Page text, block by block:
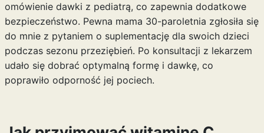
omówienie dawki z pediatrą, co zapewnia dodatkowe
bezpieczeństwo. Pewna mama 30-paroletnia zgłosiła się
do mnie z pytaniem o suplementację dla swoich dzieci
podczas sezonu przeziębień. Po konsultacji z lekarzem
udało się dobrać optymalną formę i dawkę, co
poprawiło odporność jej pociech.